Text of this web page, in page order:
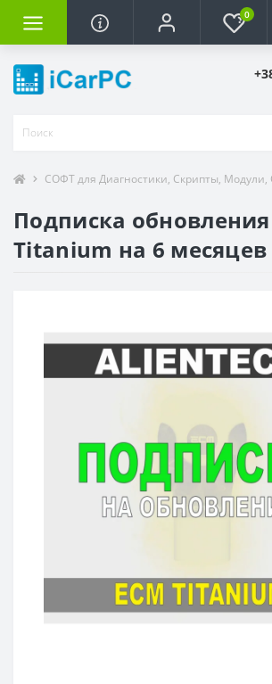
0
СОФТ для Диагностики, Скрипты,
Подписка обновления
Titanium на 6 месяцев